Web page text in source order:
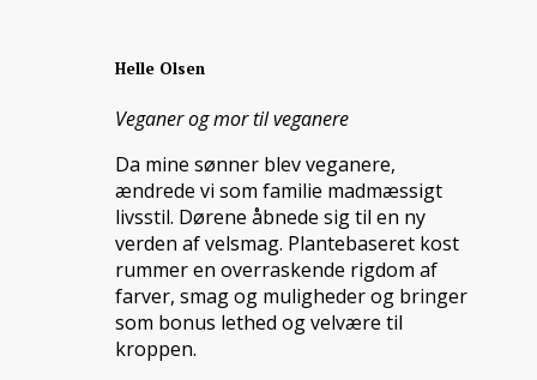
Helle Olsen
Veganer og mor til veganere
Da mine sønner blev veganere,
ændrede vi som familie madmæssigt
livsstil. Dørene åbnede sig til en ny
verden af velsmag. Plantebaseret kost
rummer en overraskende rigdom af
farver, smag og muligheder og bringer
som bonus lethed og velvære til
kroppen.